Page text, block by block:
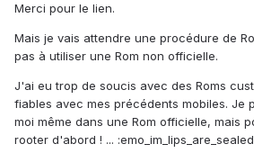
Merci pour le lien.
Mais je vais attendre une procédure de
pas à utiliser une Rom non officielle.
J'ai eu trop de soucis avec des Roms
fiables avec mes précédents mobiles. Je
moi même dans une Rom officielle, mais
rooter d'abord ! ...